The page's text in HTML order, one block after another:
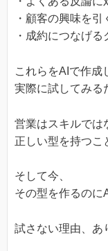
・顧客の興味を
・成約につなげ
これらをAIで作成
実際に試してみる
営業はスキルでは
正しい型を持つこ
そして今、
その型を作るのに
試さない理由、あ